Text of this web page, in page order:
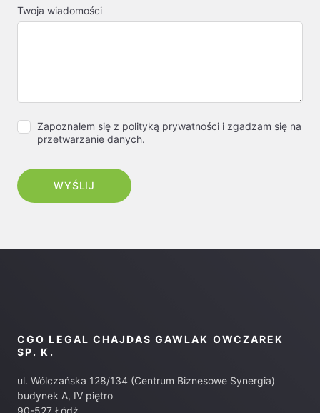
Twoja wiadomości
Zapoznałem się z polityką prywatności i zgadzam się na
przetwarzanie danych.
CGO LEGAL CHAJDAS GAWLAK OWCZAREK
SP. K.
ul. Wólczańska 128/134 (Centrum Biznesowe Synergia)
budynek A, IV piętro
90-527 Łódź